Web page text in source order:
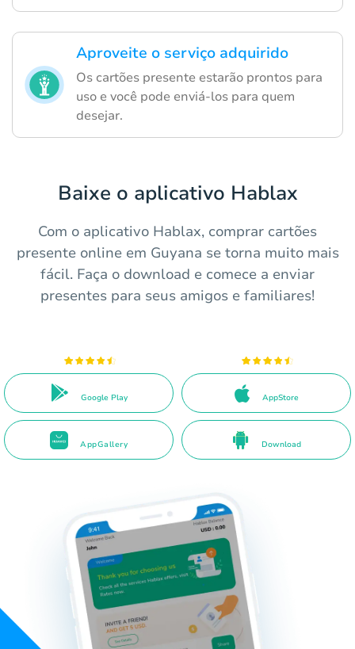
Aproveite o serviço adquirido
Os cartões presente estarão prontos para
uso e você pode enviá-los para quem
desejar.
Baixe o aplicativo Hablax
Com o aplicativo Hablax, comprar cartões
presente online em Guyana se torna muito mais
fácil. Faça o download e comece a enviar
presentes para seus amigos e familiares!
Google Play AppStore
AppGallery Download